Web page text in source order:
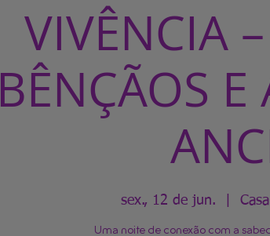
VIVÊNCIA
BÊNÇÃOS E
sex., 12 de jun.
Uma noite de conexão com a